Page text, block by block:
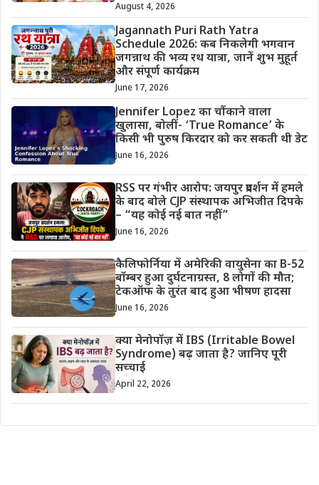
August 4, 2026
Jagannath Puri Rath Yatra
Schedule 2026: कब निकलेगी भगवान
जगन्नाथ की भव्य रथ यात्रा, जानें शुभ मुहूर्त
और संपूर्ण कार्यक्रम
June 17, 2026
Jennifer Lopez का चौंकाने वाला
खुलासा, बोलीं- ‘True Romance’ के
किसी भी पुरुष किरदार को कर सकती थी डेट
June 16, 2026
RSS पर गंभीर आरोप: जयपुर प्रदर्शन में हमले
के बाद बोले CJP संस्थापक अभिजीत दिपके
– “यह कोई नई बात नहीं”
June 16, 2026
कैलिफोर्निया में अमेरिकी वायुसेना का B-52
बॉम्बर हुआ दुर्घटनाग्रस्त, 8 लोगों की मौत;
टेकऑफ के तुरंत बाद हुआ भीषण हादसा
June 16, 2026
क्या मेनोपॉज़ में IBS (Irritable Bowel
Syndrome) बढ़ जाता है? जानिए पूरी
सच्चाई
April 22, 2026